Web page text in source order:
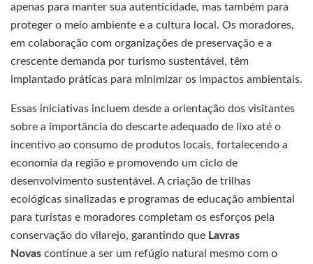
apenas para manter sua autenticidade, mas também para
proteger o meio ambiente e a cultura local. Os moradores,
em colaboração com organizações de preservação e a
crescente demanda por turismo sustentável, têm
implantado práticas para minimizar os impactos ambientais.
Essas iniciativas incluem desde a orientação dos visitantes
sobre a importância do descarte adequado de lixo até o
incentivo ao consumo de produtos locais, fortalecendo a
economia da região e promovendo um ciclo de
desenvolvimento sustentável. A criação de trilhas
ecológicas sinalizadas e programas de educação ambiental
para turistas e moradores completam os esforços pela
conservação do vilarejo, garantindo que Lavras
Novas continue a ser um refúgio natural mesmo com o